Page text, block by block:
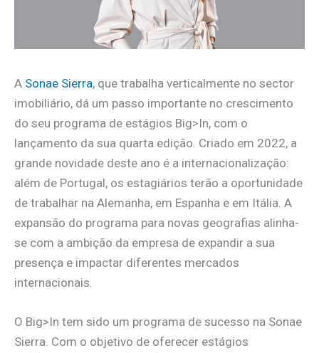
A Sonae Sierra, que trabalha verticalmente no sector
imobiliário, dá um passo importante no crescimento
do seu programa de estágios Big>In, com o
lançamento da sua quarta edição. Criado em 2022, a
grande novidade deste ano é a internacionalização:
além de Portugal, os estagiários terão a oportunidade
de trabalhar na Alemanha, em Espanha e em Itália. A
expansão do programa para novas geografias alinha-
se com a ambição da empresa de expandir a sua
presença e impactar diferentes mercados
internacionais.
O Big>In tem sido um programa de sucesso na Sonae
Sierra. Com o objetivo de oferecer estágios